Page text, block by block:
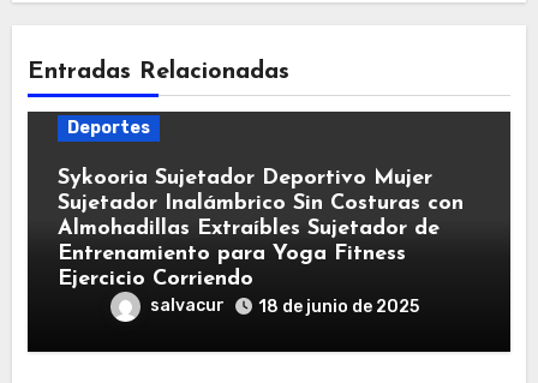
Entradas Relacionadas
Deportes
Sykooria Sujetador Deportivo Mujer
Sujetador Inalámbrico Sin Costuras con
Almohadillas Extraíbles Sujetador de
Entrenamiento para Yoga Fitness
Ejercicio Corriendo
salvacur 18 de junio de 2025